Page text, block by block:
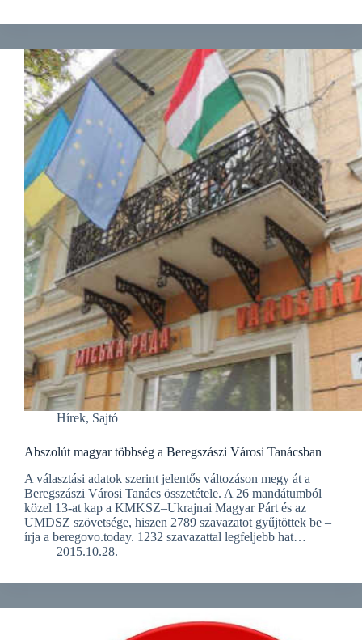
Hírek, Sajtó
Abszolút magyar többség a Beregszászi Városi Tanácsban
A választási adatok szerint jelentős változáson megy át a
Beregszászi Városi Tanács összetétele. A 26 mandátumból
közel 13-at kap a KMKSZ–Ukrajnai Magyar Párt és az
UMDSZ szövetsége, hiszen 2789 szavazatot gyűjtöttek be –
írja a beregovo.today. 1232 szavazattal legfeljebb hat…
2015.10.28.